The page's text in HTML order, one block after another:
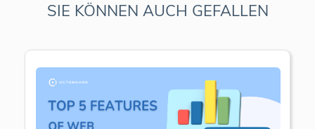
SIE KÖNNEN AUCH GEFALLEN